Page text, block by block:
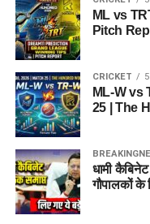
राज्य के बाकी जिलों में भी
कई स्थानों पर तेज बारिश के
संभावना व्यक्त की गई है।
8 अगस्त तक
का असर
पूर्वानुमान के मुताबिक अगले
रहेगा। 8 अगस्त तक राज्य के
सिलसिला जारी रहने की
ML vs
Pitch
CRICKET
ML-W vs
25 | The
धामी
गौपालकों